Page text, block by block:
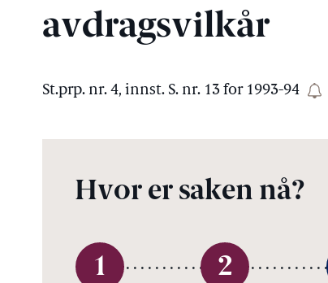
avdragsvilkår
St.prp. nr. 4, innst. S. nr. 13 for 1993-94
Hvor er saken nå?
1 2